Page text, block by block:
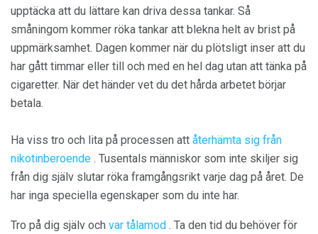
upptäcka att du lättare kan driva dessa tankar. Så
småningom kommer röka tankar att blekna helt av brist på
uppmärksamhet. Dagen kommer när du plötsligt inser att du
har gått timmar eller till och med en hel dag utan att tänka på
cigaretter. När det händer vet du det hårda arbetet börjar
betala.
Ha viss tro och lita på processen att återhämta sig från
nikotinberoende . Tusentals människor som inte skiljer sig
från dig själv slutar röka framgångsrikt varje dag på året. De
har inga speciella egenskaper som du inte har.
Tro på dig själv och var tålamod . Ta den tid du behöver för